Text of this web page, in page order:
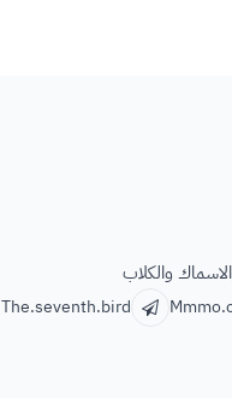
والكلاب
The.seventh.bird